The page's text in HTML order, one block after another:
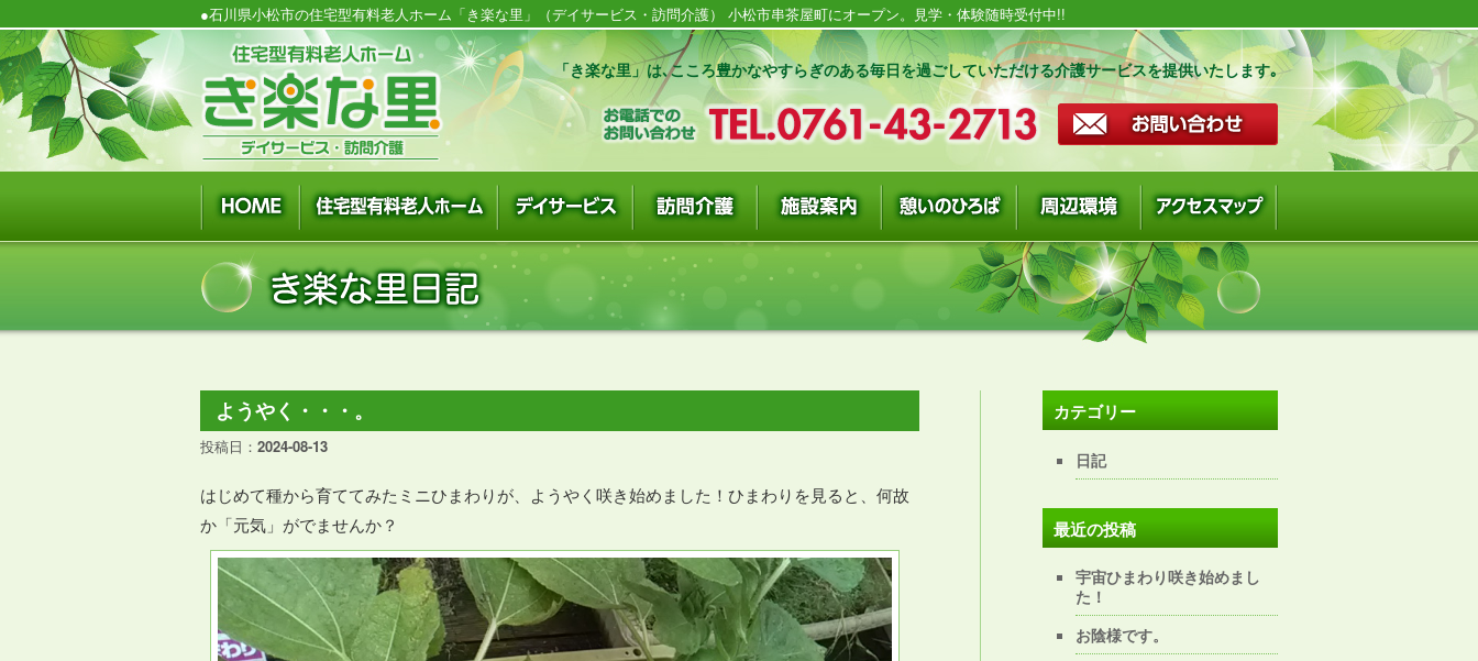
●石川県小松市の住宅型有料老人ホーム「き楽な里」（デイサービス・訪問介護） 小松市串茶屋町にオープン。見学・体験随時受付中!!
「き楽な里」は､こころ豊かなやすらぎのある毎日を過ごしていただける介護サービスを提供いたします｡
ようやく・・・。
投稿日： 2024-08-13
はじめて種から育ててみたミニひまわりが、ようやく咲き始めました！ひまわりを見ると、何故
か「元気」がでませんか？
カテゴリー
日記
最近の投稿
宇宙ひまわり咲き始めまし
た！
お陰様です。